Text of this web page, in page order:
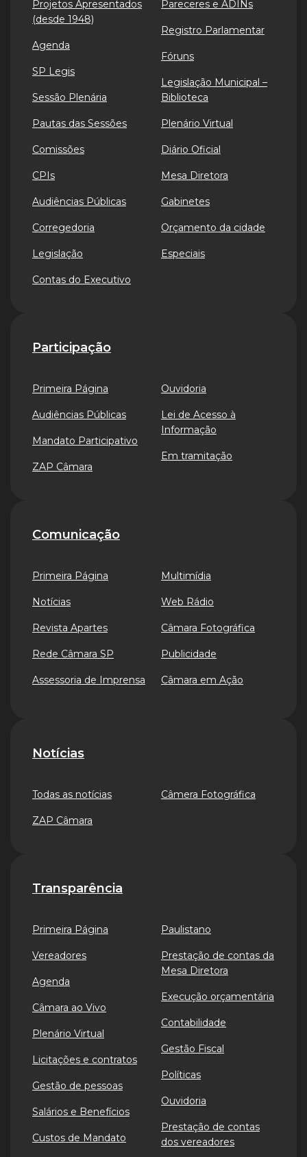
Projetos Apresentados
(desde 1948)
Agenda
SP Legis
Sessão Plenária
Pautas das Sessões
Comissões
CPIs
Audiências Públicas
Corregedoria
Legislação
Contas do Executivo
Pareceres e ADINs
Registro Parlamentar
Fóruns
Legislação Municipal –
Biblioteca
Plenário Virtual
Diário Oficial
Mesa Diretora
Gabinetes
Orçamento da cidade
Especiais
Participação
Primeira Página
Audiências Públicas
Mandato Participativo
ZAP Câmara
Ouvidoria
Lei de Acesso à
Informação
Em tramitação
Comunicação
Primeira Página
Notícias
Revista Apartes
Rede Câmara SP
Assessoria de Imprensa
Multimídia
Web Rádio
Câmara Fotográfica
Publicidade
Câmara em Ação
Notícias
Todas as notícias
ZAP Câmara
Câmera Fotográfica
Transparência
Primeira Página
Vereadores
Agenda
Câmara ao Vivo
Plenário Virtual
Licitações e contratos
Gestão de pessoas
Salários e Benefícios
Custos de Mandato
Paulistano
Prestação de contas da
Mesa Diretora
Execução orçamentária
Contabilidade
Gestão Fiscal
Políticas
Ouvidoria
Prestação de contas
dos vereadores